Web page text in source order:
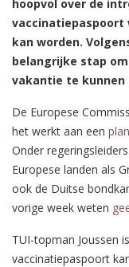
hoopvol over de
vaccinatiepaspoort
kan worden.
belangrijke stap
vakantie te
De Europese
het werkt aan een plan
Onder
Europese landen als
ook de Duitse
vorige week weten
TUI-topman Joussen
vaccinatiepaspoort